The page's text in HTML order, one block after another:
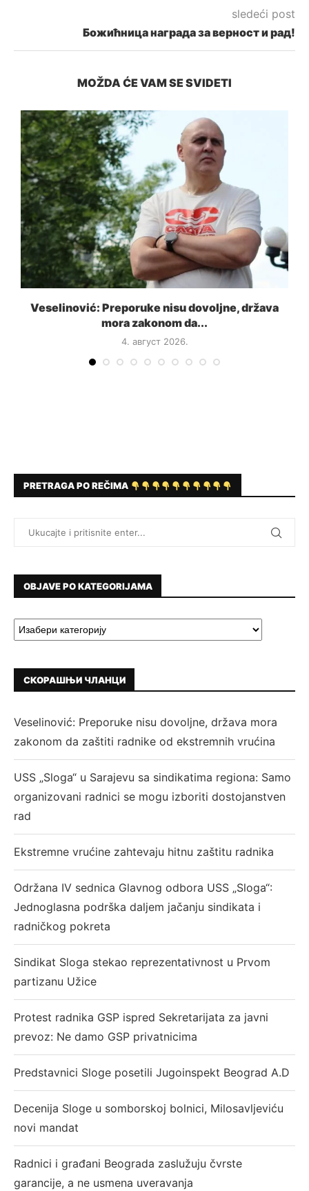
sledeći post
Божићница награда за верност и рад!
MOŽDA ĆE VAM SE SVIDETI
Veselinović: Preporuke nisu dovoljne, država
mora zakonom da...
4. август 2026.
PRETRAGA PO REČIMA
OBJAVE PO KATEGORIJAMA
СКОРАШЊИ ЧЛАНЦИ
Veselinović: Preporuke nisu dovoljne, država mora
zakonom da zaštiti radnike od ekstremnih vrućina
USS „Sloga“ u Sarajevu sa sindikatima regiona: Samo
organizovani radnici se mogu izboriti dostojanstven
rad
Ekstremne vrućine zahtevaju hitnu zaštitu radnika
Održana IV sednica Glavnog odbora USS „Sloga“:
Jednoglasna podrška daljem jačanju sindikata i
radničkog pokreta
Sindikat Sloga stekao reprezentativnost u Prvom
partizanu Užice
Protest radnika GSP ispred Sekretarijata za javni
prevoz: Ne damo GSP privatnicima
Predstavnici Sloge posetili Jugoinspekt Beograd A.D
Decenija Sloge u somborskoj bolnici, Milosavljeviću
novi mandat
Radnici i građani Beograda zaslužuju čvrste
garancije, a ne usmena uveravanja